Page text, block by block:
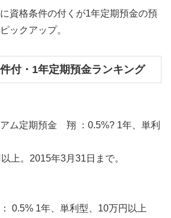
資格条件の付くが1年定期預金の預
ックアップ。
付・1年定期預金ランキング
ム定期預金 翔 ：0.5%? 1年、単利
上。2015年3月31日まで。
0.5% 1年、単利型、10万円以上